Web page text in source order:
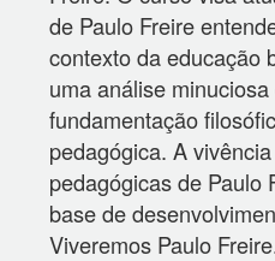
de Paulo Freire
contexto da educação
uma análise
fundamentação
pedagógica. A
pedagógicas de Paulo
base de
Viveremos Paulo